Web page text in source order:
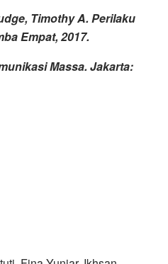
Timothy A. Perilaku
Empat, 2017.
Massa. Jakarta: